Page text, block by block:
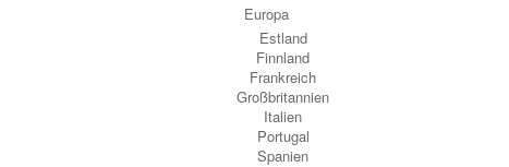
Europa
Estland
Finnland
Frankreich
Großbritannien
Italien
Portugal
Spanien